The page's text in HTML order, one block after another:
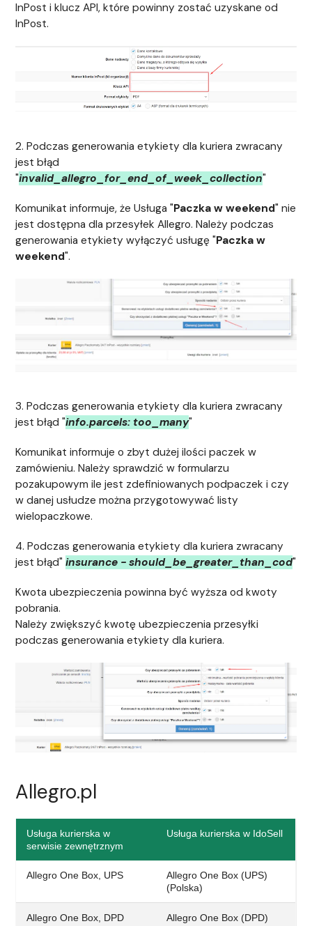
InPost i klucz API, które powinny zostać uzyskane od
InPost.
2. Podczas generowania etykiety dla kuriera zwracany
jest błąd
"invalid_allegro_for_end_of_week_collection"
Komunikat informuje, że Usługa "Paczka w weekend" nie
jest dostępna dla przesyłek Allegro. Należy podczas
generowania etykiety wyłączyć usługę "Paczka w
weekend".
3. Podczas generowania etykiety dla kuriera zwracany
jest błąd "info.parcels: too_many"
Komunikat informuje o zbyt dużej ilości paczek w
zamówieniu. Należy sprawdzić w formularzu
pozakupowym ile jest zdefiniowanych podpaczek i czy
w danej usłudze można przygotowywać listy
wielopaczkowe.
4. Podczas generowania etykiety dla kuriera zwracany
jest błąd"insurance - should_be_greater_than_cod"
Kwota ubezpieczenia powinna być wyższa od kwoty
pobrania.
Należy zwiększyć kwotę ubezpieczenia przesyłki
podczas generowania etykiety dla kuriera.
Allegro.pl
Usługa kurierska w
serwisie zewnętrznym
Usługa kurierska w IdoSell
Allegro One Box, UPS
Allegro One Box (UPS)
(Polska)
Allegro One Box, DPD
Allegro One Box (DPD)